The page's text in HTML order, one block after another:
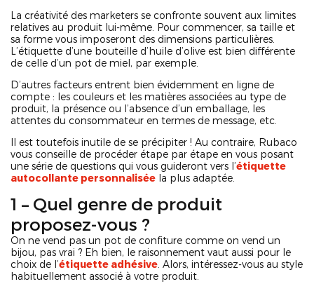
La créativité des marketers se confronte souvent aux limites
relatives au produit lui-même. Pour commencer, sa taille et
sa forme vous imposeront des dimensions particulières.
L’étiquette d’une bouteille d’huile d’olive est bien différente
de celle d’un pot de miel, par exemple.
D’autres facteurs entrent bien évidemment en ligne de
compte : les couleurs et les matières associées au type de
produit, la présence ou l’absence d’un emballage, les
attentes du consommateur en termes de message, etc.
Il est toutefois inutile de se précipiter ! Au contraire, Rubaco
vous conseille de procéder étape par étape en vous posant
une série de questions qui vous guideront vers l’étiquette
autocollante personnalisée la plus adaptée.
1 – Quel genre de produit
proposez-vous ?
On ne vend pas un pot de confiture comme on vend un
bijou, pas vrai ? Eh bien, le raisonnement vaut aussi pour le
choix de l’étiquette adhésive . Alors, intéressez-vous au style
habituellement associé à votre produit.